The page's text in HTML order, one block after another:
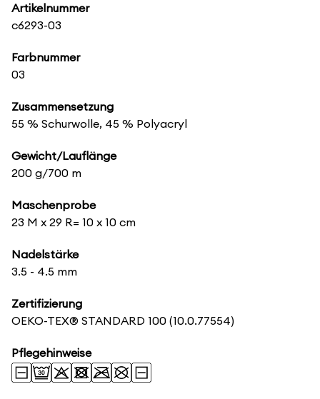
Artikelnummer
c6293-03
Farbnummer
03
Zusammensetzung
55 % Schurwolle, 45 % Polyacryl
Gewicht/Lauflänge
200 g/700 m
Maschenprobe
23 M x 29 R= 10 x 10 cm
Nadelstärke
3.5 - 4.5 mm
Zertifizierung
OEKO-TEX® STANDARD 100 (10.0.77554)
Pflegehinweise